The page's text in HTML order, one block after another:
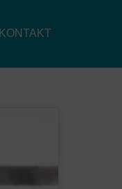
KONTAKT